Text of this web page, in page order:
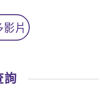
影片
詢